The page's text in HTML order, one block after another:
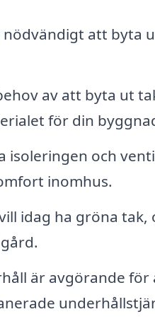
nödvändigt att byta
av att byta ut
för din
isoleringen och
inomhus.
idag ha gröna
är avgörande